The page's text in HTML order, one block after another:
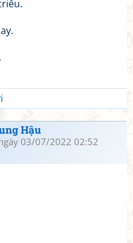
Hậu
03/07/2022 02:52